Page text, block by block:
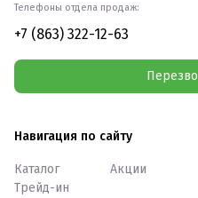
Телефоны отдела продаж:
+7 (863) 322-12-63
Навигация по сайту
Каталог
Трейд-ин
Акции